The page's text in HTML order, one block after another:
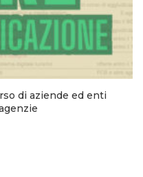
di aziende ed enti